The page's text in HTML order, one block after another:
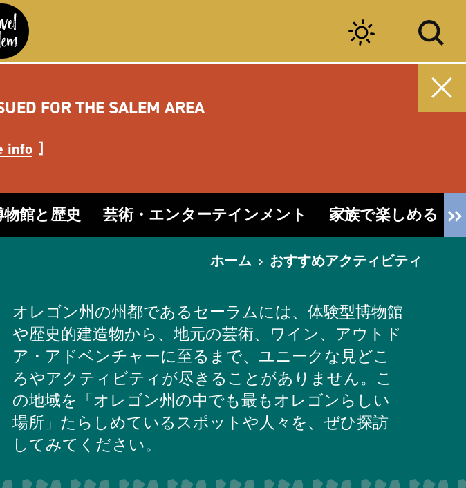
FOR THE SALEM AREA
info
物館と歴史 芸術・エンターテインメント 家族で楽しめる
ホーム おすすめアクティビティ
オレゴン州の州都であるセーラムには、体験型博物館
や歴史的建造物から、地元の芸術、ワイン、アウトド
ア・アドベンチャーに至るまで、ユニークな見どこ
ろやアクティビティが尽きることがありません。こ
の地域を「オレゴン州の中でも最もオレゴンらしい
場所」たらしめているスポットや人々を、ぜひ探訪
してみてください。